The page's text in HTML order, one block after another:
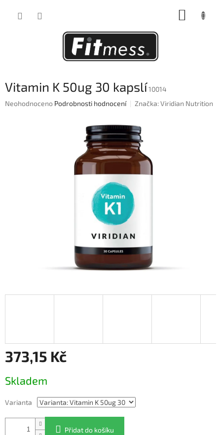
Vitamin K 50ug 30 kapslí10014
Průměrné
Neohodnoceno Podrobnosti hodnocení Značka:Viridian Nutrition
373,15 Kč
cena:
Skladem
Varianta
Přidat do košíku